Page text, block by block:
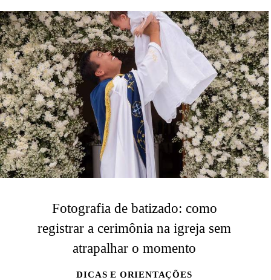
Fotografia de batizado: como
registrar a cerimônia na igreja sem
atrapalhar o momento
DICAS E ORIENTAÇÕES